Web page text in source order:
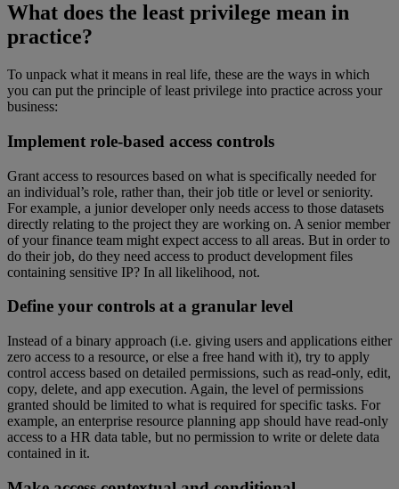
What does the least privilege mean in
practice?
To unpack what it means in real life, these are the ways in which
you can put the principle of least privilege into practice across your
business:
Implement role-based access controls
Grant access to resources based on what is specifically needed for
an individual’s role, rather than, their job title or level or seniority.
For example, a junior developer only needs access to those datasets
directly relating to the project they are working on. A senior member
of your finance team might expect access to all areas. But in order to
do their job, do they need access to product development files
containing sensitive IP? In all likelihood, not.
Define your controls at a granular level
Instead of a binary approach (i.e. giving users and applications either
zero access to a resource, or else a free hand with it), try to apply
control access based on detailed permissions, such as read-only, edit,
copy, delete, and app execution. Again, the level of permissions
granted should be limited to what is required for specific tasks. For
example, an enterprise resource planning app should have read-only
access to a HR data table, but no permission to write or delete data
contained in it.